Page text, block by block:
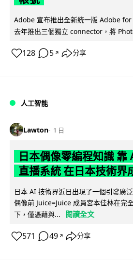
Adobe 宣布推出全新統一版 Adobe for
去年推出三個獨立 connector，將
128 5 ↗ 分享
人工智能
Lawton 1 日
日本偶像零編程知識 靠
直播系統 在日本技術界
日本 AI 技術界近日出現了一個引發廣
偶像前 Juice=Juice 成員宮本佳林在完
下，僅憑藉與...
閱讀全文
571 49 ↗ 分享